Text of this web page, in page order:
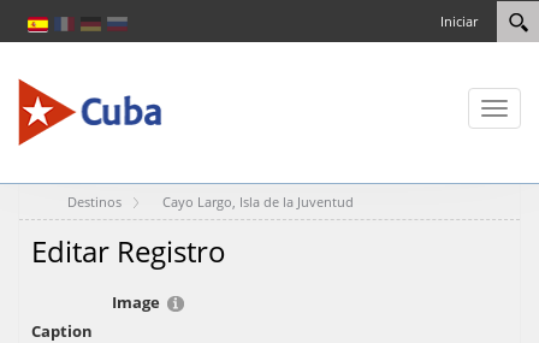
Iniciar
Toggle
Destinos Cayo Largo, Isla de la Juventud
Editar Registro
Image
Caption